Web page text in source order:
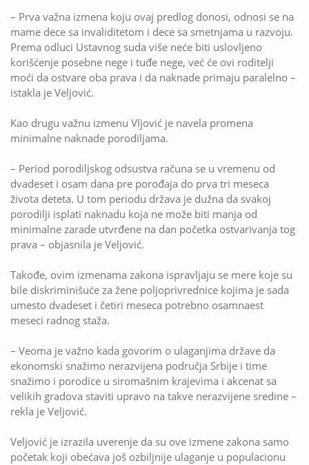
– Prva važna izmena koju ovaj predlog donosi, odnosi se na
mame dece sa invaliditetom i dece sa smetnjama u razvoju.
Prema odluci Ustavnog suda više neće biti uslovljeno
korišćenje posebne nege i tuđe nege, već će ovi roditelji
moći da ostvare oba prava i da naknade primaju paralelno –
istakla je Veljović.
Kao drugu važnu izmenu Vljović je navela promena
minimalne naknade porodiljama.
– Period porodiljskog odsustva računa se u vremenu od
dvadeset i osam dana pre porođaja do prva tri meseca
života deteta. U tom periodu država je dužna da svakoj
porodilji isplati naknadu koja ne može biti manja od
minimalne zarade utvrđene na dan početka ostvarivanja tog
prava – objasnila je Veljović.
Takođe, ovim izmenama zakona ispravljaju se mere koje su
bile diskriminišuće za žene poljoprivrednice kojima je sada
umesto dvadeset i četiri meseca potrebno osamnaest
meseci radnog staža.
– Veoma je važno kada govorim o ulaganjima države da
ekonomski snažimo nerazvijena područja Srbije i time
snažimo i porodice u siromašnim krajevima i akcenat sa
velikih gradova staviti upravo na takve nerazvijene sredine –
rekla je Veljović.
Veljović je izrazila uverenje da su ove izmene zakona samo
početak koji obećava još ozbiljnije ulaganje u populacionu